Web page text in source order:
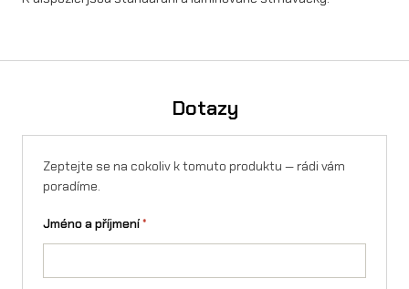
t
Dotazy
Zeptejte se na cokoliv k tomuto produktu — rádi vám
poradíme.
Jméno a příjmení*